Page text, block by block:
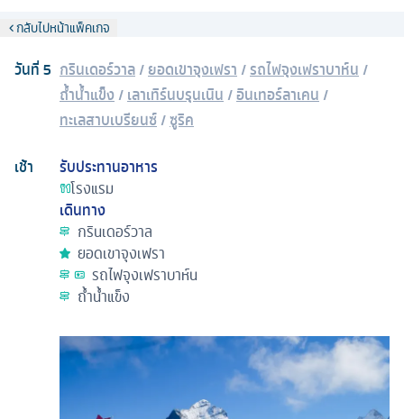
กลับไปหน้าแพ็คเกจ
วันที่5 กรินเดอร์วาล/ยอดเขาจุงเฟรา /รถไฟจุงเฟราบาห์น /
ถ้ำน้ำแข็ง/เลาเทิร์นบรุนเนิน /อินเทอร์ลาเคน /
ทะเลสาบเบรียนซ์/ซูริค
เช้า
รับประทานอาหาร
โรงแรม
เดินทาง
กรินเดอร์วาล
ยอดเขาจุงเฟรา
รถไฟจุงเฟราบาห์น
ถ้ำน้ำแข็ง